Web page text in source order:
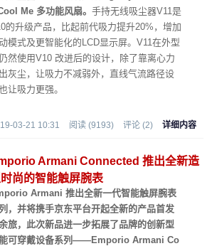
Me 多功能风扇。 手持无线吸尘器V11是
的升级产品，比起前代吸力提升20%，增加
模式及更智能化的LCD显示屏。V11在外型
仍然使用V10 改进后的设计，除了靠离心力
灰尘，让吸力不减弱外，直线气流路径设
让吸力更强。
03-21 10:31 阅读 (9193) 评论 (2) 详细内容
Armani Connected 推出全新造
尚的智能触屏腕表
Armani 推出全新一代智能触屏腕表
，并将携手京东平台开起全新的产品首发
旅，此次新品进一步拓展了品牌的创新型
可穿戴设备系列——Emporio Armani Co